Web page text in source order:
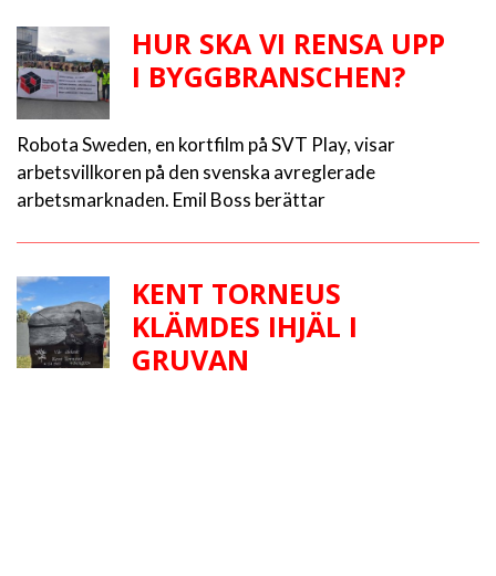
HUR SKA VI RENSA UPP
I BYGGBRANSCHEN?
Robota Sweden, en kortfilm på SVT Play, visar
arbetsvillkoren på den svenska avreglerade
arbetsmarknaden. Emil Boss berättar
KENT TORNEUS
KLÄMDES IHJÄL I
GRUVAN